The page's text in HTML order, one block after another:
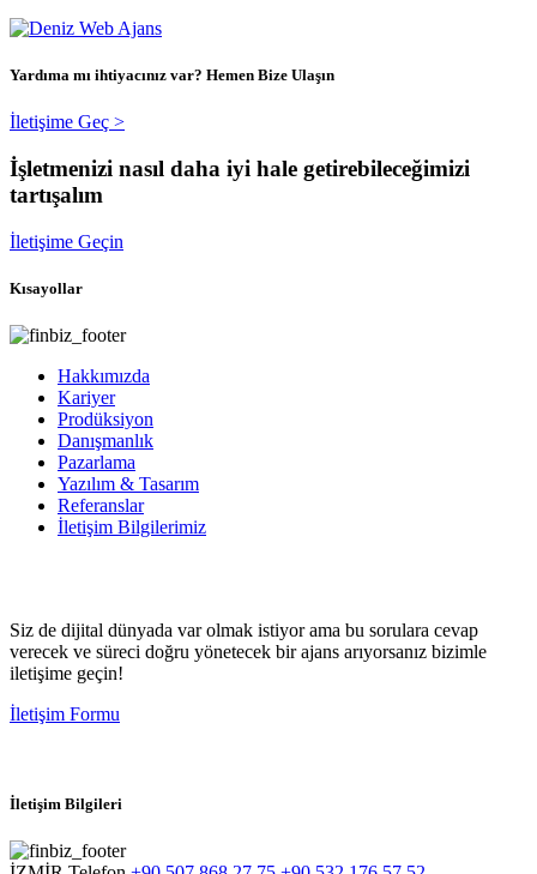
Yardıma mı ihtiyacınız var? Hemen Bize Ulaşın
İletişime Geç >
İşletmenizi nasıl daha iyi hale getirebileceğimizi
tartışalım
İletişime Geçin
Kısayollar
Hakkımızda
Kariyer
Prodüksiyon
Danışmanlık
Pazarlama
Yazılım & Tasarım
Referanslar
İletişim Bilgilerimiz
Siz de dijital dünyada var olmak istiyor ama bu sorulara cevap
verecek ve süreci doğru yönetecek bir ajans arıyorsanız bizimle
iletişime geçin!
İletişim Formu
İletişim Bilgileri